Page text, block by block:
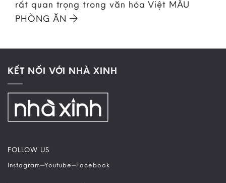
rất quan trọng trong văn hóa Việt MẪU
PHÒNG ĂN
KẾT NỐI VỚI NHÀ XINH
FOLLOW US
Instagram–Youtube–Facebook